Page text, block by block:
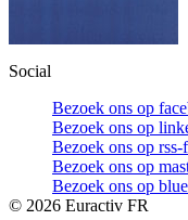
Social
Bezoek ons op
Bezoek ons op
Bezoek ons op rss-
Bezoek ons op
Bezoek ons op
© 2026 Euractiv FR